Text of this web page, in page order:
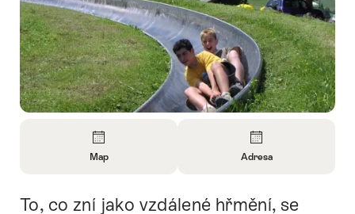
About
Map
About
Adresa
Intro
To, co zní jako vzdálené hřmění, se